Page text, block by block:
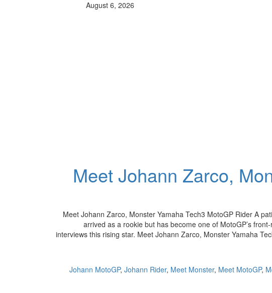
August 6, 2026
Meet Johann Zarco,
Meet Johann Zarco, Monster Yamaha Tech3 MotoGP Rider A
arrived as a rookie but has become one of MotoGP’s
interviews this rising star. Meet Johann Zarco, Monster Yamaha
Johann MotoGP, Johann Rider, Meet Monster, Meet MotoGP,